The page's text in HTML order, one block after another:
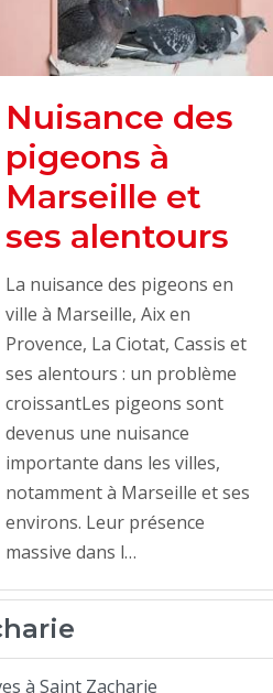
Nuisance des
pigeons à
Marseille et
ses alentours
La nuisance des pigeons en
ville à Marseille, Aix en
Provence, La Ciotat, Cassis et
ses alentours : un problème
croissantLes pigeons sont
devenus une nuisance
importante dans les villes,
notamment à Marseille et ses
environs. Leur présence
massive dans l…
à Saint Zacharie